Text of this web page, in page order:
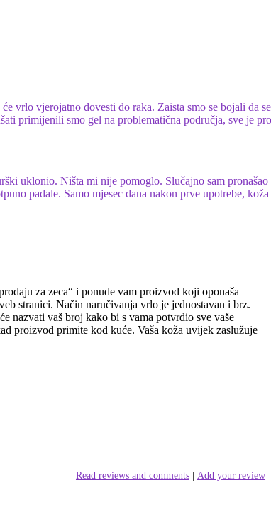
vrlo vjerojatno dovesti do raka. Zaista smo se bojali da
primijenili smo gel na problematična područja, sve je
uklonio. Ništa mi nije pomoglo. Slučajno sam pronašao
padale. Samo mjesec dana nakon prve upotrebe,
za zeca“ i ponude vam proizvod koji oponaša
stranici. Način naručivanja vrlo je jednostavan i brz.
nazvati vaš broj kako bi s vama potvrdio sve vaše
proizvod primite kod kuće. Vaša koža uvijek zaslužuje
Add your review
Read reviews and comments